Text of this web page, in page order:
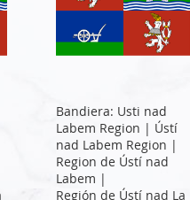
Bandiera: Usti nad
Labem Region | Ústí
nad Labem Region |
Region de Ústí nad
Labem |
Región de Ústí nad La